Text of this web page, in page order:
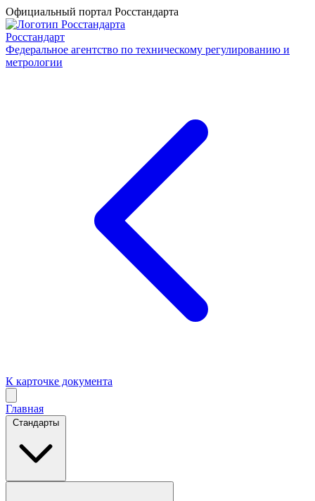
Официальный портал Росстандарта
Росстандарт
Федеральное агентство по техническому регулированию и
метрологии
К карточке документа
Главная
Стандарты